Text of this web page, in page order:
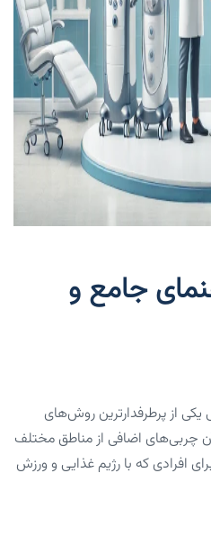
جامع و
از پرطرفدارترین روش‌های
چربی‌های اضافی از مناطق مختلف
افرادی که با رژیم غذایی و ورزش